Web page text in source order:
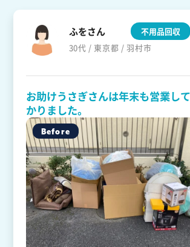
ふをさん
30代 / 東京都 / 羽村市
不用品回収
お助けうさぎさんは年末も営業し
かりました。